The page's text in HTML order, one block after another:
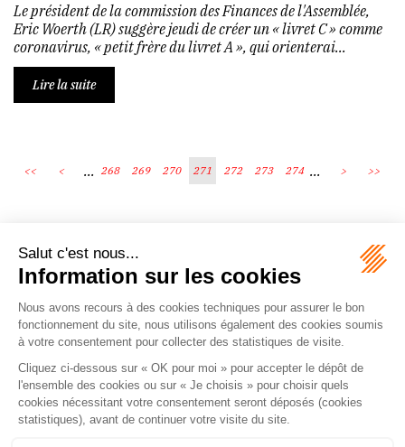
Le président de la commission des Finances de l'Assemblée,
Eric Woerth (LR) suggère jeudi de créer un « livret C » comme
coronavirus, « petit frère du livret A », qui orienterai...
Lire la suite
<< < ... 268 269 270 271 272 273 274 ... > >>
Écosystème
Carrières
Honoraires
Contacts
Mentions légales
Plan du site